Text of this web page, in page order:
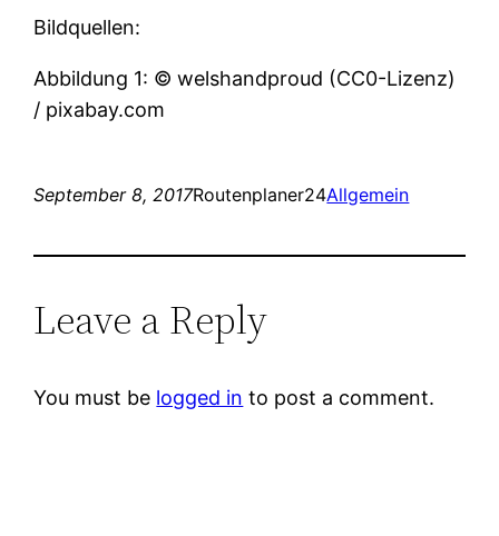
Bildquellen:
Abbildung 1: © welshandproud (CC0-Lizenz)
/ pixabay.com
September 8, 2017Routenplaner24Allgemein
Leave a Reply
You must be logged in to post a comment.